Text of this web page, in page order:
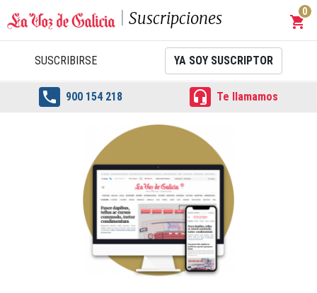
Suscripciones shopping_cart
0
SUSCRIBIRSE YA SOY SUSCRIPTOR
 900 154 218  Te llamamos